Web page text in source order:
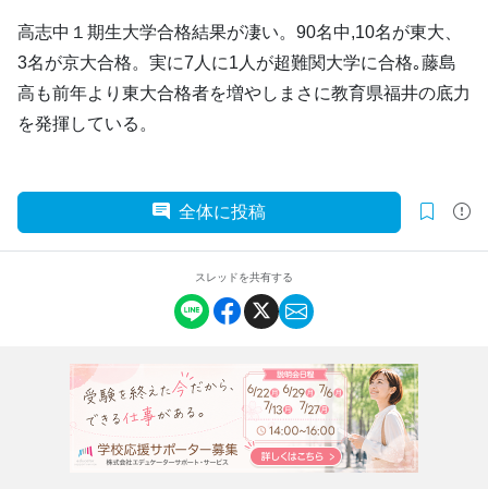
高志中１期生大学合格結果が凄い。90名中,10名が東大、
3名が京大合格。実に7人に1人が超難関大学に合格｡藤島
高も前年より東大合格者を増やしまさに教育県福井の底力
を発揮している。
全体に投稿
スレッドを共有する